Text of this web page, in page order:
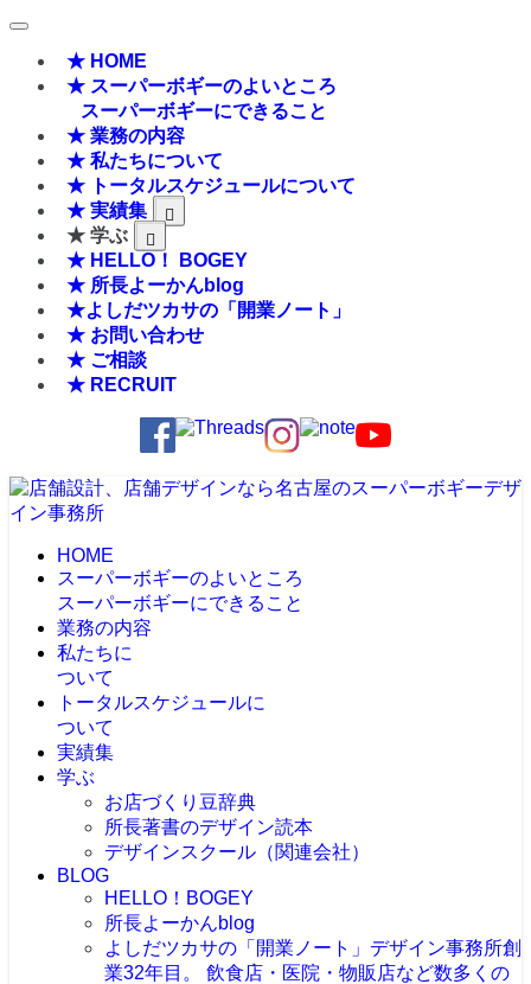
★ HOME
★ スーパーボギーのよいところ
スーパーボギーにできること
★ 業務の内容
★ 私たちについて
★ トータルスケジュールについて
★ 実績集
★ 学ぶ
★ HELLO！ BOGEY
★ 所長よーかんblog
★よしだツカサの「開業ノート」
★ お問い合わせ
★ ご相談
★ RECRUIT
HOME
スーパーボギーのよいところ
スーパーボギーにできること
業務の内容
私たちに
ついて
トータルスケジュールに
ついて
実績集
学ぶ
お店づくり豆辞典
所長著書のデザイン読本
デザインスクール（関連会社）
BLOG
HELLO！BOGEY
所長よーかんblog
よしだツカサの「開業ノート」 デザイン事務所創
業32年目。 飲食店・医院・物販店など数多くの